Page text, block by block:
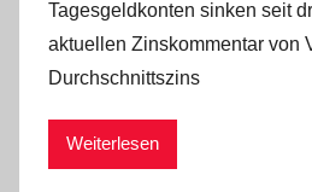
Tagesgeldkonten sinken seit
aktuellen Zinskommentar von
Durchschnittszins
Weiterlesen